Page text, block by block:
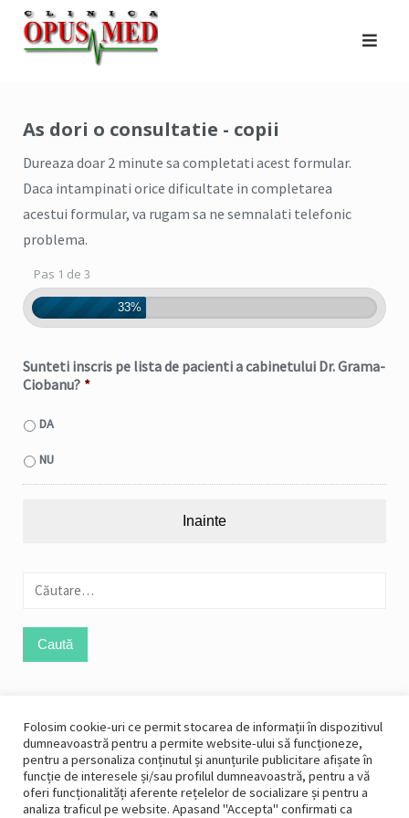
Skip
As dori o consultatie - copii
Dureaza doar 2 minute sa completati acest formular.
Daca intampinati orice dificultate in completarea
acestui formular, va rugam sa ne semnalati telefonic
problema.
Pas 1 de 3
33%
Sunteti inscris pe lista de pacienti a cabinetului Dr. Grama-
Ciobanu? *
DA
NU
Caută
Like Us On Facebook
Folosim cookie-uri ce permit stocarea de informații în dispozitivul
dumneavoastră pentru a permite website-ului să funcționeze,
pentru a personaliza conținutul și anunțurile publicitare afișate în
funcție de interesele și/sau profilul dumneavoastră, pentru a vă
oferi funcționalități aferente rețelelor de socializare și pentru a
analiza traficul pe website. Apasand "Accepta" confirmati ca